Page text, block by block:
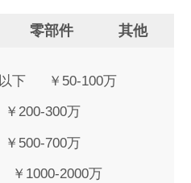
零部件 其他
下 ￥50-100万
￥200-300万
￥500-700万
￥1000-2000万